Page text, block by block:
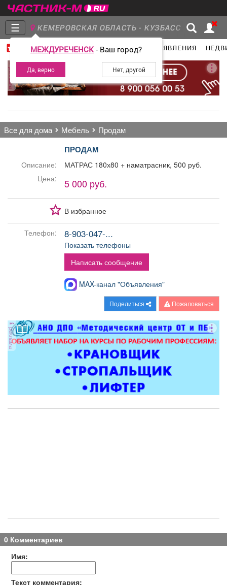
☰ КЕМЕРОВСКАЯ ОБЛАСТЬ - КУЗБАСС
МЕЖДУРЕЧЕНСК- Ваш город?
ГЛАВНАЯ ГРУППЫ НОВОСТИ ОБЪЯВЛЕНИЯ
Главная
Группы Новости
Обучение
ТВ программа Я - пенсионер
реклама
все для дома мебель продам
ПРОДАМ
Описание:
МАТРАС 180х80 + наматрасник, 500 руб.
Цена:
5 000 руб.
В избранное
Телефон: 8-903-047-...
Показать телефоны
Написать сообщение
MAX-канал "Объявления"
Поделиться Пожаловаться
реклама
0 Комментариев
Имя:
Текст комментария: